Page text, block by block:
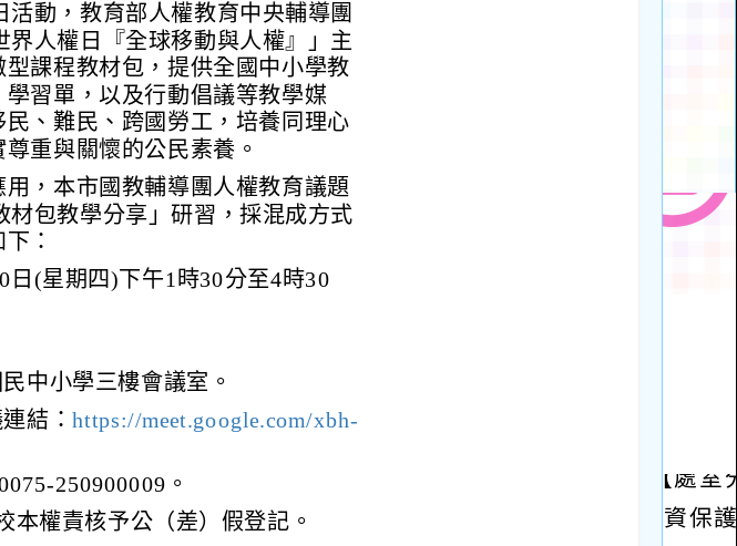
活動，教育部人權教育中央輔導團
界人權日『全球移動與人權』」主
課程教材包，提供全國中小學教
習單，以及行動倡議等教學媒
、難民、跨國勞工，培養同理心
重與關懷的公民素養。
，本市國教輔導團人權教育議題
材包教學分享」研習，採混成方式
：
日(星期四)下午1時30分至4時30
中小學三樓會議室。
結：https://meet.google.com/xbh-
250900009。
本權責核予公（差）假登記。